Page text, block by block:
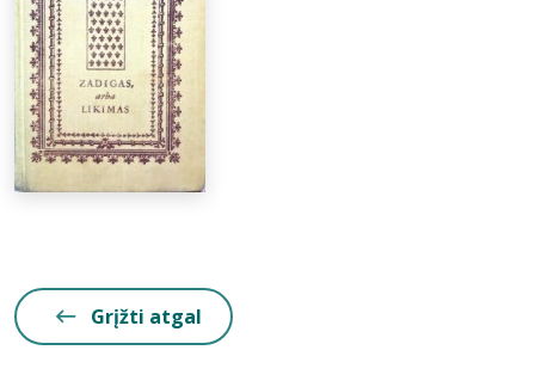
Grįžti atgal